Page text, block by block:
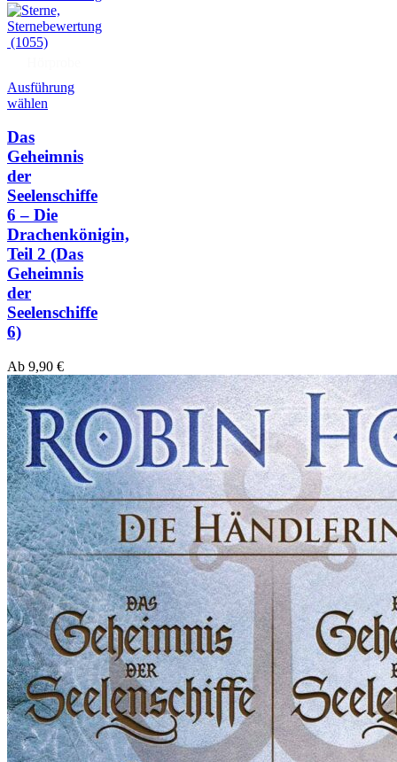
(1055)
Ausführung
wählen
Das
Geheimnis
der
Seelenschiffe
6 – Die
Drachenkönigin,
Teil 2 (Das
Geheimnis
der
Seelenschiffe
6)
Ab 9,90 €